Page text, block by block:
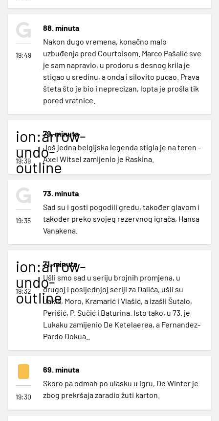
19:49
88. minuta
Nakon dugo vremena, konačno malo
uzbuđenja pred Courtoisom. Marco Pašalić sve
je sam napravio, u prodoru s desnog krila je
stigao u sredinu, a onda i silovito pucao. Prava
šteta što je bio i neprecizan, lopta je prošla tik
pored vratnice.
ion:arrow-
undo-
outline
19:39
79. minuta
Još jedna belgijska legenda stigla je na teren -
Axel Witsel zamijenio je Raskina.
19:35
73. minuta
Sad su i gosti pogodili gredu, također glavom i
također preko svojeg rezervnog igrača, Hansa
Vanakena.
ion:arrow-
undo-
outline
19:32
71. minuta
Ušli smo sad u seriju brojnih promjena, u
drugoj i posljednjoj seriji za Dalića, ušli su
Jakić, Moro, Kramarić i Vlašić, a izašli Šutalo,
Perišić, P. Sučić i Baturina. Isto tako, u 73. je
Lukaku zamijenio De Ketelaerea, a Fernandez-
Pardo Dokua..
19:30
69. minuta
Skoro pa odmah po ulasku u igru, De Winter je
zbog prekršaja zaradio žuti karton.